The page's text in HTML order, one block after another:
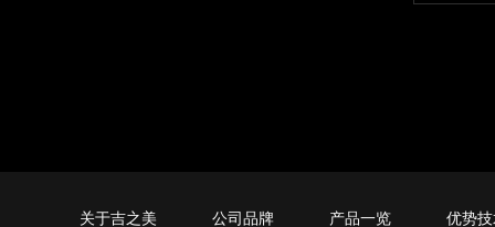
关于吉之美 公司品牌 产品一览 优势